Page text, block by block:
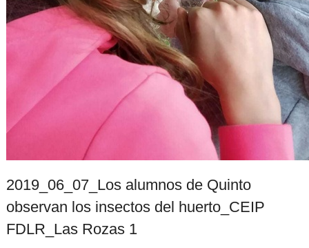
2019_06_07_Los alumnos de Quinto
observan los insectos del huerto_CEIP
FDLR_Las Rozas 1